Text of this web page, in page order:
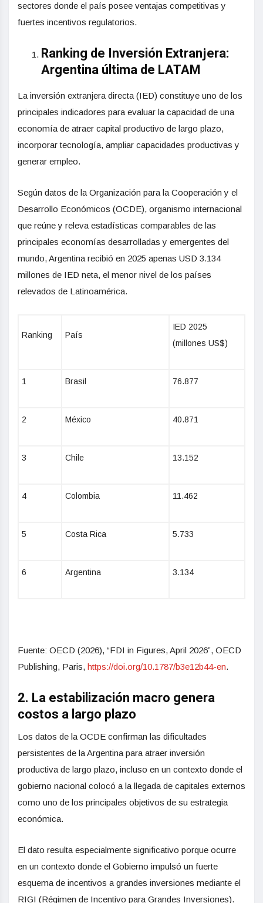
sectores donde el país posee ventajas competitivas y
fuertes incentivos regulatorios.
Ranking de Inversión Extranjera:
Argentina última de LATAM
La inversión extranjera directa (IED) constituye uno de los
principales indicadores para evaluar la capacidad de una
economía de atraer capital productivo de largo plazo,
incorporar tecnología, ampliar capacidades productivas y
generar empleo.
Según datos de la Organización para la Cooperación y el
Desarrollo Económicos (OCDE), organismo internacional
que reúne y releva estadísticas comparables de las
principales economías desarrolladas y emergentes del
mundo, Argentina recibió en 2025 apenas USD 3.134
millones de IED neta, el menor nivel de los países
relevados de Latinoamérica.
Ranking País
IED 2025
(millones US$)
1 Brasil 76.877
2 México 40.871
3 Chile 13.152
4 Colombia 11.462
5 Costa Rica 5.733
6 Argentina 3.134
Fuente: OECD (2026), “FDI in Figures, April 2026”, OECD
Publishing, Paris, https://doi.org/10.1787/b3e12b44-en.
2. La estabilización macro genera
costos a largo plazo
Los datos de la OCDE confirman las dificultades
persistentes de la Argentina para atraer inversión
productiva de largo plazo, incluso en un contexto donde el
gobierno nacional colocó a la llegada de capitales externos
como uno de los principales objetivos de su estrategia
económica.
El dato resulta especialmente significativo porque ocurre
en un contexto donde el Gobierno impulsó un fuerte
esquema de incentivos a grandes inversiones mediante el
RIGI (Régimen de Incentivo para Grandes Inversiones).